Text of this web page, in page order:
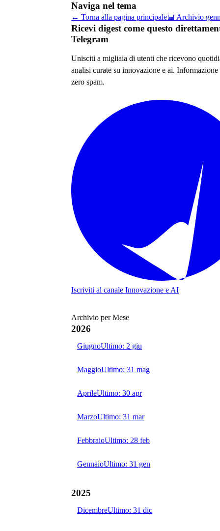
Naviga nel tema
← Torna alla pagina principale📅 Archivio
Ricevi digest come questo
Telegram
Unisciti a migliaia di utenti che ricevono
analisi curate su innovazione e ai.
zero spam.
Iscriviti al canale Innovazione e AI
Archivio per Mese
2026
GiugnoUltimo: 2 giu
MaggioUltimo: 31 mag
AprileUltimo: 30 apr
MarzoUltimo: 31 mar
FebbraioUltimo: 28 feb
GennaioUltimo: 31 gen
2025
DicembreUltimo: 31 dic